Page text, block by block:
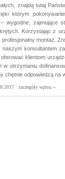
znajdą tutaj
którym
wygodne, zajmujące
Korzystając z
profesjonalny montaż.
naszym konsultantem
klientom
w otrzymaniu
chętnie odpowiedzą na
2017 · szczegóły wpisu »